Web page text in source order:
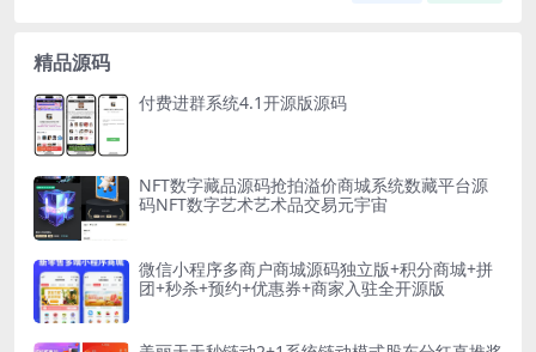
精品源码
付费进群系统4.1开源版源码
NFT数字藏品源码抢拍溢价商城系统数藏平台源
码NFT数字艺术艺术品交易元宇宙
微信小程序多商户商城源码独立版+积分商城+拼
团+秒杀+预约+优惠券+商家入驻全开源版